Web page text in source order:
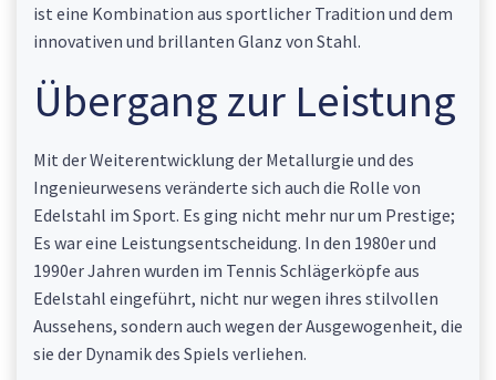
ist eine Kombination aus sportlicher Tradition und dem
innovativen und brillanten Glanz von Stahl.
Übergang zur Leistung
Mit der Weiterentwicklung der Metallurgie und des
Ingenieurwesens veränderte sich auch die Rolle von
Edelstahl im Sport. Es ging nicht mehr nur um Prestige;
Es war eine Leistungsentscheidung. In den 1980er und
1990er Jahren wurden im Tennis Schlägerköpfe aus
Edelstahl eingeführt, nicht nur wegen ihres stilvollen
Aussehens, sondern auch wegen der Ausgewogenheit, die
sie der Dynamik des Spiels verliehen.